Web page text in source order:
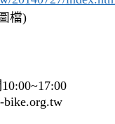
檔)
bike.org.tw